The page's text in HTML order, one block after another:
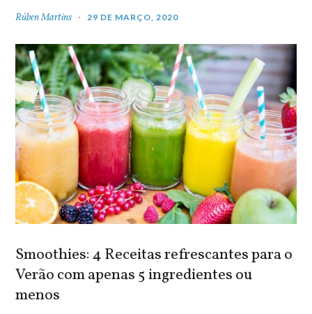
Rúben Martins 29 DE MARÇO, 2020
Smoothies: 4 Receitas refrescantes para o
Verão com apenas 5 ingredientes ou
menos